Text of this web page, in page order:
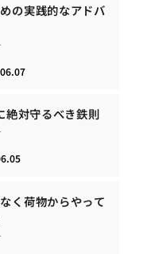
の実践的なアドバ
絶対守るべき鉄則
く荷物からやって